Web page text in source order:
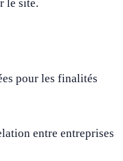
le site.
pour les finalités
entre entreprises